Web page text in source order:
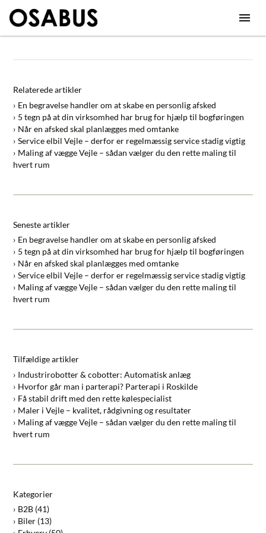
Relaterede artikler
En begravelse handler om at skabe en personlig afsked
5 tegn på at din virksomhed har brug for hjælp til bogføringen
Når en afsked skal planlægges med omtanke
Service elbil Vejle – derfor er regelmæssig service stadig vigtig
Maling af vægge Vejle – sådan vælger du den rette maling til
hvert rum
Seneste artikler
En begravelse handler om at skabe en personlig afsked
5 tegn på at din virksomhed har brug for hjælp til bogføringen
Når en afsked skal planlægges med omtanke
Service elbil Vejle – derfor er regelmæssig service stadig vigtig
Maling af vægge Vejle – sådan vælger du den rette maling til
hvert rum
Tilfældige artikler
Industrirobotter & cobotter: Automatisk anlæg
Hvorfor går man i parterapi? Parterapi i Roskilde
Få stabil drift med den rette kølespecialist
Maler i Vejle – kvalitet, rådgivning og resultater
Maling af vægge Vejle – sådan vælger du den rette maling til
hvert rum
Kategorier
B2B (41)
Biler (13)